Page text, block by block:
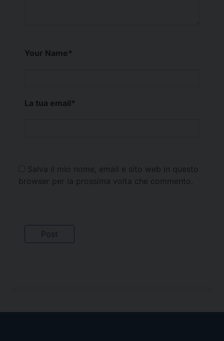
Your Name*
La tua email*
Salva il mio nome, email e sito web in questo
browser per la prossima volta che commento.